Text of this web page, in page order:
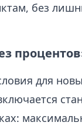
без
для